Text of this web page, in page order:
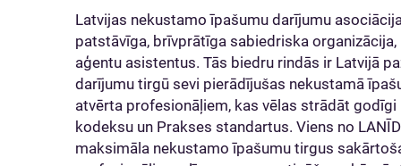
Latvijas nekustamo īpašumu darījumu
patstāvīga, brīvprātīga sabiedriska
aģentu asistentus. Tās biedru rindās ir Latvijā
darījumu tirgū sevi pierādījušas nekustamā
atvērta profesionāļiem, kas vēlas strādāt
kodeksu un Prakses standartus. Viens no
maksimāla nekustamo īpašumu tirgus